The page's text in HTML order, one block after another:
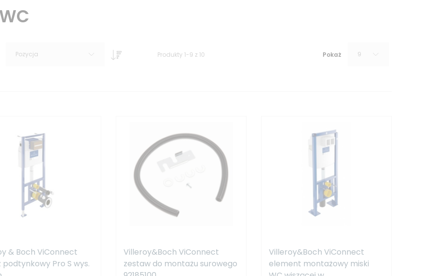
Pozycja Produkty 1-9 z 10 Pokaż 9
& Boch ViConnect
podtynkowy Pro S wys.
Villeroy&Boch ViConnect
zestaw do montażu surowego
Villeroy&Boch ViConnect
element montażowy miski